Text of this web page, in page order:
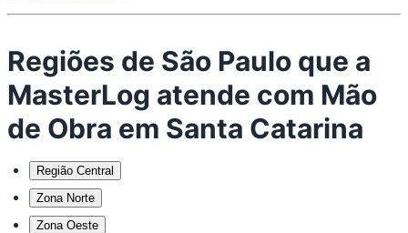
Regiões de São Paulo que a
MasterLog atende com Mão
de Obra em Santa Catarina
Região Central
Zona Norte
Zona Oeste